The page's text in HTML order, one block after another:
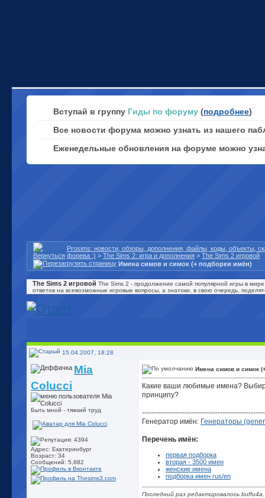
Вступай в группу Гиды по форуму (подробнее)
Все новости форума можно узнать из нашего
Еженедельные обновления на форуме можно
Prosims: новости, обзоры, дополнения, файлы, коды, объекты,
форева ;) > The Sims 2: игра и дополнения > The Sims 2 игровой
Имена симов и симок (+ подборки имён)
The Sims 2 игровой The Sims 2 - продолжение самой популярной игры в
ответов на всевозможные игровые вопросы, а знатоки, в свою очередь,
15.04.2007, 18:28
Mia
Colucci
Быть мной - тяжкий труд
Адрес: Екатеринбург
Возраст: 34
Сообщений: 5,882
Имена симов и симок
Какие ваши любимые имена?
принципу?
Генератор имён: Генераторы
Перечень имён:
первая подборка
вторая - 3500 имен
женские имена
подборка имен rus/en
Последний раз редактировалось